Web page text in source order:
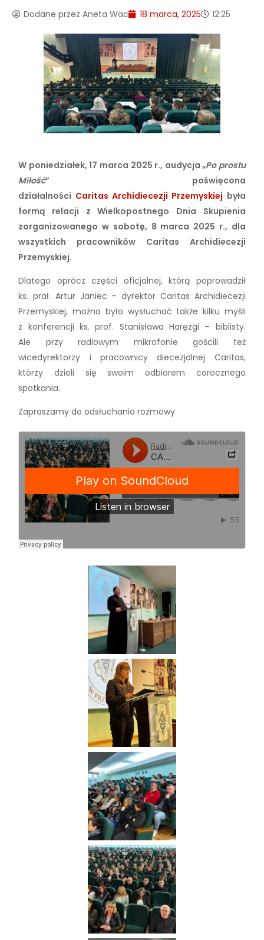
Dodane przez Aneta Wac 18 marca, 2025 12:25
W poniedziałek, 17 marca 2025 r., audycja „Po prostu
Miłość” poświęcona
działalności Caritas Archidiecezji Przemyskiej była
formą relacji z Wielkopostnego Dnia Skupienia
zorganizowanego w sobotę, 8 marca 2025 r., dla
wszystkich pracowników Caritas Archidiecezji
Przemyskiej.
Dlatego oprócz części oficjalnej, którą poprowadził
ks. prał. Artur Janiec – dyrektor Caritas Archidiecezji
Przemyskiej, można było wysłuchać także kilku myśli
z konferencji ks. prof. Stanisława Haręzgi – biblisty.
Ale przy radiowym mikrofonie gościli też
wicedyrektorzy i pracownicy diecezjalnej Caritas,
którzy dzieli się swoim odbiorem corocznego
spotkania.
Zapraszamy do odsłuchania rozmowy